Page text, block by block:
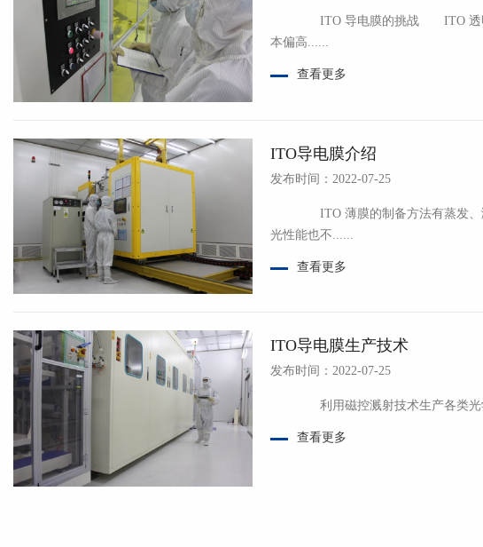
ITO 导电膜的挑战 ITO 透明导电膜仍是当前触控面板主要的应用材料，但其面临的挑战也不少：主要原料铟的蕴藏量日益减少、铟价持续走高导致原料成
本偏高......
查看更多
ITO导电膜介绍
发布时间：2022-07-25
ITO 薄膜的制备方法有蒸发、溅
光性能也不......
查看更多
ITO导电膜生产技术
发布时间：2022-07-25
查看更多